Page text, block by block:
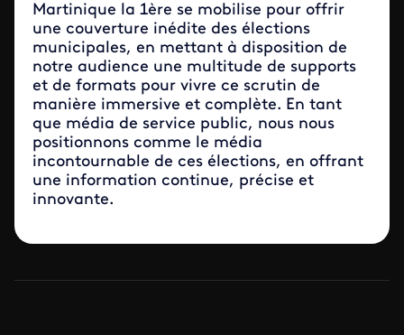
Martinique la 1ère se mobilise pour offrir
une couverture inédite des élections
municipales, en mettant à disposition de
notre audience une multitude de supports
et de formats pour vivre ce scrutin de
manière immersive et complète. En tant
que média de service public, nous nous
positionnons comme le média
incontournable de ces élections, en offrant
une information continue, précise et
innovante.